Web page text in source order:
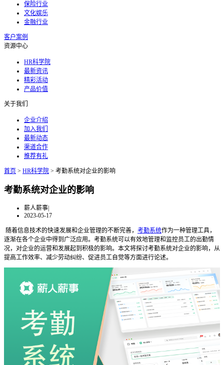
保险行业
文化娱乐
金融行业
客户案例
资源中心
HR科学院
最新资讯
精彩活动
产品价值
关于我们
企业介绍
加入我们
最新动态
渠道合作
推荐有礼
首页 > HR科学院 > 考勤系统对企业的影响
考勤系统对企业的影响
薪人薪事|
2023-05-17
随着信息技术的快速发展和企业管理的不断完善， 考勤系统作为一种管理工具，
逐渐在各个企业中得到广泛应用。考勤系统可以有效地管理和监控员工的出勤情
况，对企业的运营和发展起到积极的影响。本文将探讨考勤系统对企业的影响，从
提高工作效率、减少劳动纠纷、促进员工自觉等方面进行论述。